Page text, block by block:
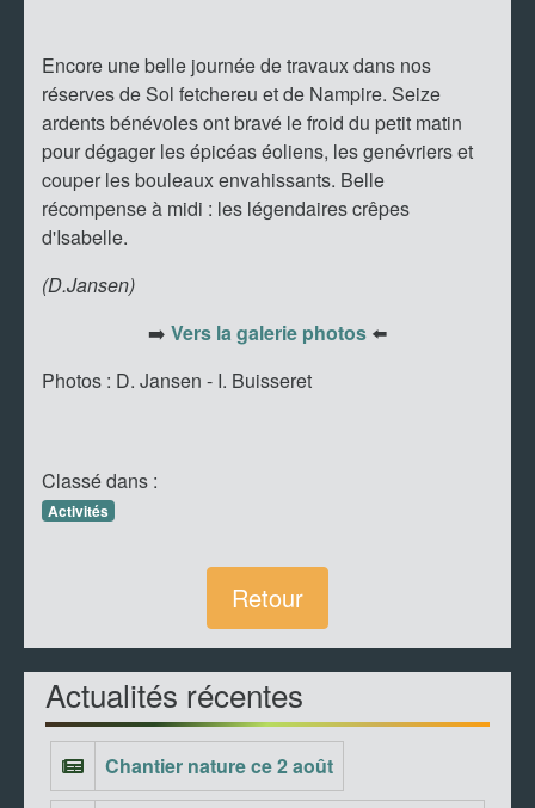
Encore une belle journée de travaux dans nos
réserves de Sol fetchereu et de Nampire. Seize
ardents bénévoles ont bravé le froid du petit matin
pour dégager les épicéas éoliens, les genévriers et
couper les bouleaux envahissants. Belle
récompense à midi : les légendaires crêpes
d'Isabelle.
(D.Jansen)
➡️ Vers la galerie photos ⬅️
Photos : D. Jansen - I. Buisseret
Classé dans :
Activités
Retour
Actualités récentes
Chantier nature ce 2 août